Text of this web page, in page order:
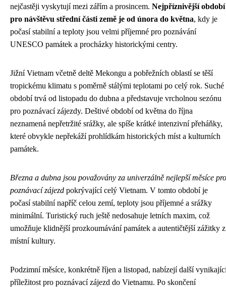
nejčastěji vyskytují mezi zářím a prosincem. Nejpříznivější období
pro návštěvu střední části země je od února do května, kdy je
počasí stabilní a teploty jsou velmi příjemné pro poznávání
UNESCO památek a procházky historickými centry.
Jižní Vietnam včetně deltě Mekongu a pobřežních oblastí se těší
tropickému klimatu s poměrně stálými teplotami po celý rok. Suché
období trvá od listopadu do dubna a představuje vrcholnou sezónu
pro poznávací zájezdy. Deštivé období od května do října
neznamená nepřetržité srážky, ale spíše krátké intenzivní přeháňky,
které obvykle nepřekáží prohlídkám historických míst a kulturních
památek.
Března a dubna jsou považovány za univerzálně nejlepší měsíce pro
poznávací zájezd pokrývající celý Vietnam. V tomto období je
počasí stabilní napříč celou zemí, teploty jsou příjemné a srážky
minimální. Turistický ruch ještě nedosahuje letních maxim, což
umožňuje klidnější prozkoumávání památek a autentičtější zážitky z
místní kultury.
Podzimní měsíce, konkrétně říjen a listopad, nabízejí další
příležitost pro poznávací zájezd do Vietnamu. Po skončení